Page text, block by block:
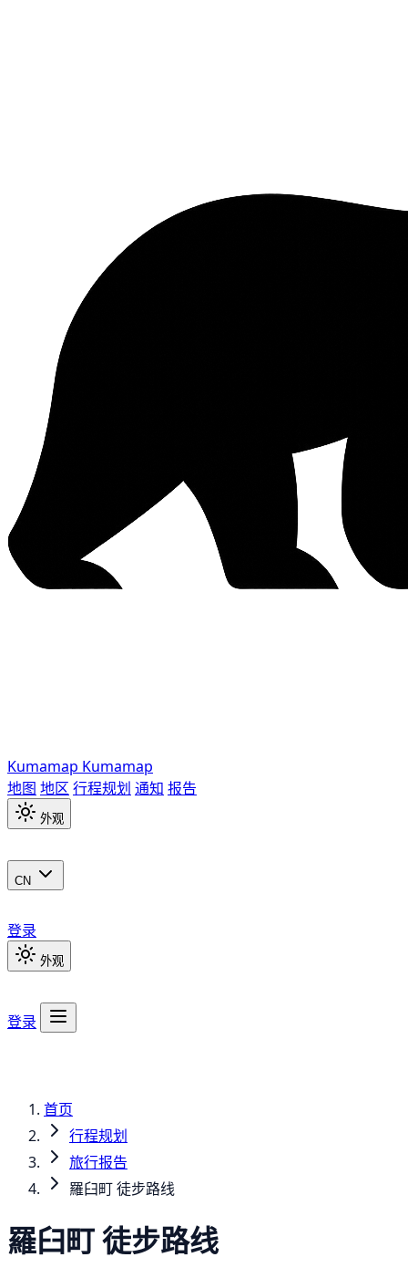
Kumamap Kumamap
地图 地区 行程规划 通知 报告
外观
CN
登录
外观
登录
首页
行程规划
旅行报告
羅臼町 徒步路线
羅臼町 徒步路线